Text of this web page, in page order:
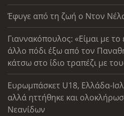
Έφυγε από τη ζωή ο Ντον
Γιαννακόπουλος: «Είμαι με
άλλο πόδι έξω από τον
κάτσω στο ίδιο τραπέζι με
Ευρωμπάσκετ U18, Ελλάδα-
αλλά ηττήθηκε και
Νεανίδων